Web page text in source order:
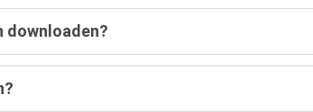
downloaden?